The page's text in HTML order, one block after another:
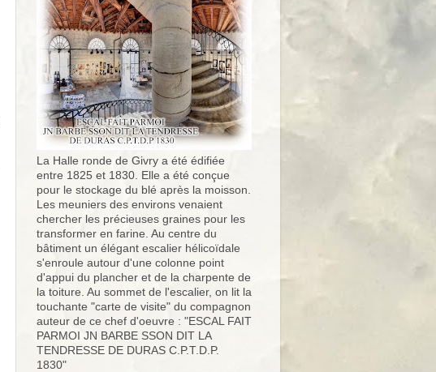
La Halle ronde de Givry a été édifiée
entre 1825 et 1830. Elle a été conçue
pour le stockage du blé après la moisson.
Les meuniers des environs venaient
chercher les précieuses graines pour les
transformer en farine. Au centre du
bâtiment un élégant escalier hélicoïdale
s'enroule autour d'une colonne point
d'appui du plancher et de la charpente de
la toiture. Au sommet de l'escalier, on lit la
touchante "carte de visite" du compagnon
auteur de ce chef d'oeuvre : "ESCAL FAIT
PARMOI JN BARBE SSON DIT LA
TENDRESSE DE DURAS C.P.T.D.P.
1830"